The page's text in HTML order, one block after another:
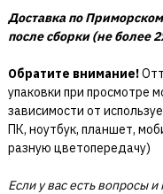
Доставка по
после сборки (не более
Обратите внимание!
упаковки при просмотре
зависимости от
ПК, ноутбук, планшет,
разную цветопередачу)
Если у вас есть вопросы